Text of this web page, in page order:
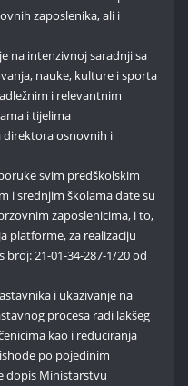
zaposlenika, ali i
na intenzivnoj saradnji sa
nauke, kulture i sporta
i relevantnim
i tijelima
direktora osnovnih i
svim predškolskim
i srednjim školama date su
zaposlenicima, i to,
platforme, za realizaciju
broj: 21-01-34-287-1/20 od
i ukazivanje na
procesa radi lakšeg
kao i reduciranja
po pojedinim
dopis Ministarstvu